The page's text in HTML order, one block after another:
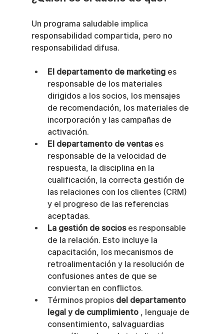
Un programa saludable implica
responsabilidad compartida, pero no
responsabilidad difusa.
El departamento de marketing es
responsable de los materiales
dirigidos a los socios, los mensajes
de recomendación, los materiales de
incorporación y las campañas de
activación.
El departamento de ventas es
responsable de la velocidad de
respuesta, la disciplina en la
cualificación, la correcta gestión de
las relaciones con los clientes (CRM)
y el progreso de las referencias
aceptadas.
La gestión de socios es responsable
de la relación. Esto incluye la
capacitación, los mecanismos de
retroalimentación y la resolución de
confusiones antes de que se
conviertan en conflictos.
Términos propios del departamento
legal y de cumplimiento , lenguaje de
consentimiento, salvaguardias